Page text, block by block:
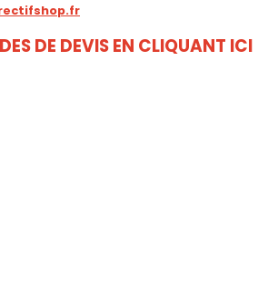
DE DEVIS EN CLIQUANT ICI